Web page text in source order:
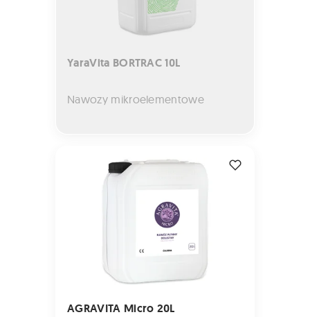
YaraVita BORTRAC 10L
Nawozy mikroelementowe
AGRAVITA Micro 20L